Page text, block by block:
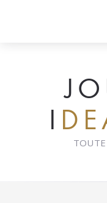
I